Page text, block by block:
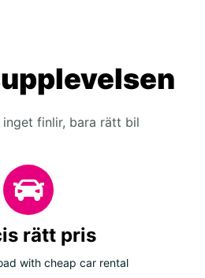
inget finlir, bara rätt bil
rätt pris
with cheap car rental